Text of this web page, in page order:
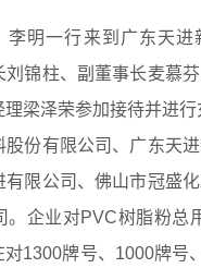
李明一行来到广东天进
刘锦柱、副董事长麦慕
梁泽荣参加接待并进行
股份有限公司、广东天
有限公司、佛山市冠盛
。企业对PVC树脂粉总
对1300牌号、1000牌号